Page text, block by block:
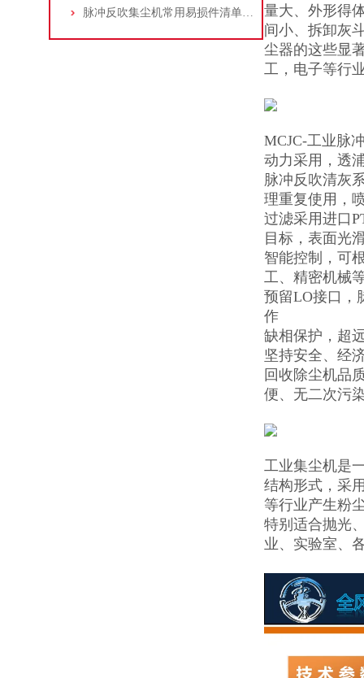
脉冲反吹集尘机常用易损件清单与更换周期建议
量大、外形得
间小、拆卸灰
尘器的这些显
工，电子等行
MCJC-工业脉
动力采用，透
脉冲反吹清灰
理重复使用，
过滤采用进口
目标，表面光
智能控制，可
工、精密机械
预留LO接口，
作
缺相保护，超
坚持安全、经
回收除尘机品
便、无二次污
工业集尘机是
结构形式，采
等行业产生粉
特别适合抛光
业、实验室、